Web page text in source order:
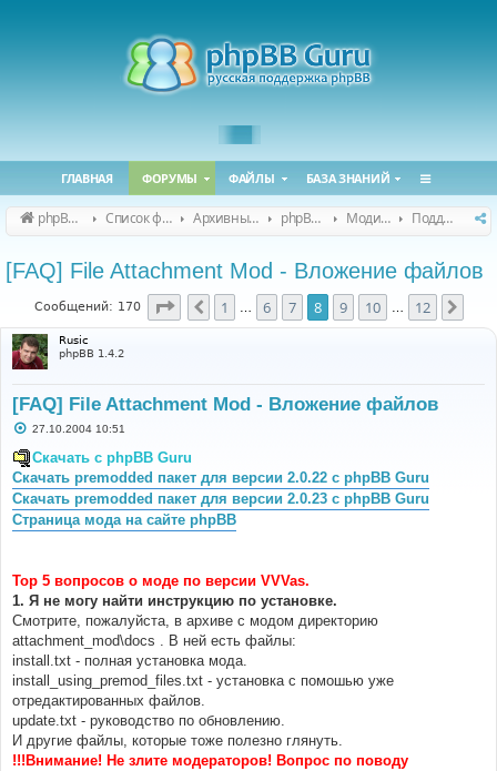
ГЛАВНАЯ ФОРУМЫ ФАЙЛЫ БАЗА ЗНАНИЙ
phpBB Guru Список форумов Архивные форумы phpBB 2.0.x (архив) Модификация phpBB 2.0.x Поддержка модов для phpBB 2.0.x
[FAQ] File Attachment Mod - Вложение файлов
Сообщений: 170 Страница8 из 12
Пред.
1 6 7 8 9 10 12
Rusic
phpBB 1.4.2
[FAQ] File Attachment Mod - Вложение файлов
С
о
б
щ
е
н
и
е
27.10.2004 10:51
Скачать с phpBB Guru
Скачать premodded пакет для версии 2.0.22 с phpBB Guru
Скачать premodded пакет для версии 2.0.23 с phpBB Guru
Страница мода на сайте phpBB
Top 5 вопросов о моде по версии VVVas.
1. Я не могу найти инструкцию по установке.
Смотрите, пожалуйста, в архиве с модом директорию
attachment_mod\docs . В ней есть файлы:
install.txt - полная установка мода.
install_using_premod_files.txt - установка с помошью уже
отредактированных файлов.
update.txt - руководство по обновлению.
И другие файлы, которые тоже полезно глянуть.
!!!Внимание! Не злите модераторов! Вопрос по поводу